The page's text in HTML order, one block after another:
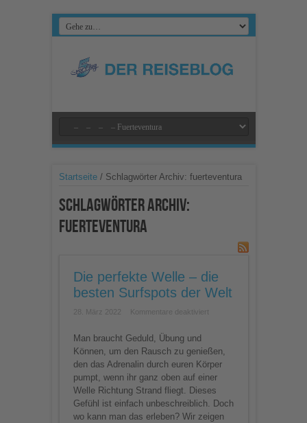
Startseite/ Schlagwörter Archiv: fuerteventura
Schlagwörter Archiv:
fuerteventura
Die perfekte Welle – die
besten Surfspots der Welt
28. März 2022 Kommentare deaktiviertfür
die
Surfspots
der
Man braucht Geduld, Übung und
Können, um den Rausch zu genießen,
den das Adrenalin durch euren Körper
pumpt, wenn ihr ganz oben auf einer
Welle Richtung Strand fliegt. Dieses
Gefühl ist einfach unbeschreiblich. Doch
wo kann man das erleben? Wir zeigen